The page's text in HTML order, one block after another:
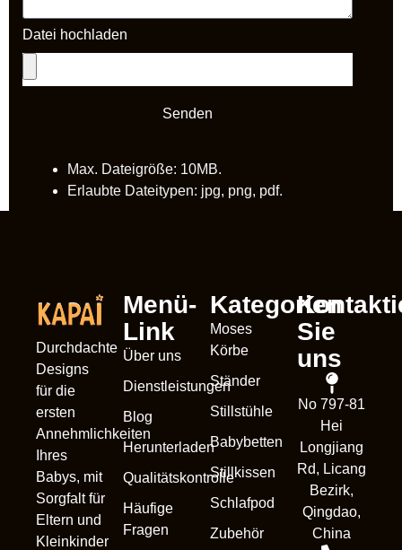
Datei hochladen
Senden
Max. Dateigröße: 10MB.
Erlaubte Dateitypen: jpg, png, pdf.
Durchdachte
Designs
für die
ersten
Annehmlichkeiten
Ihres
Babys, mit
Sorgfalt für
Eltern und
Kleinkinder
Menü-
Link
Über uns
Dienstleistungen
Blog
Herunterladen
Qualitätskontrolle
Häufige
Fragen
Kategorien
Moses
Körbe
Ständer
Stillstühle
Babybetten
Stillkissen
Schlafpod
Zubehör
Sie
uns
No 797-81
Hei
Longjiang
Rd, Licang
Bezirk,
Qingdao,
China